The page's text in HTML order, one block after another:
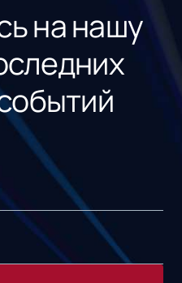
на нашу